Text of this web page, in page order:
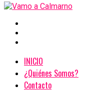
INICIO
¿Quiénes Somos?
Contacto